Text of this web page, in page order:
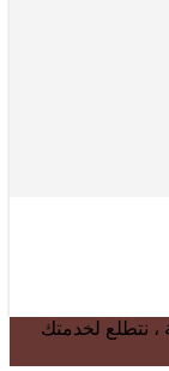
، نتطلع لخدمتك